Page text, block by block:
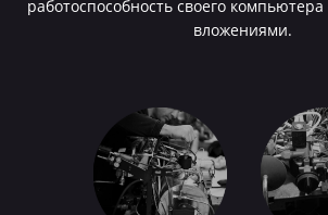
работоспособность своего
вложениями.